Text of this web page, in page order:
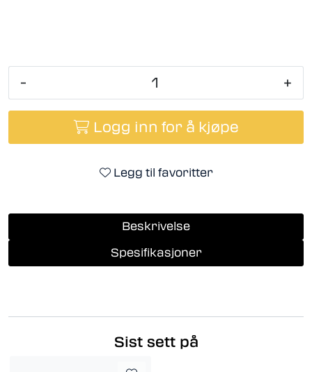
- +
Logg inn for å kjøpe
Legg til favoritter
Beskrivelse
Spesifikasjoner
Sist sett på